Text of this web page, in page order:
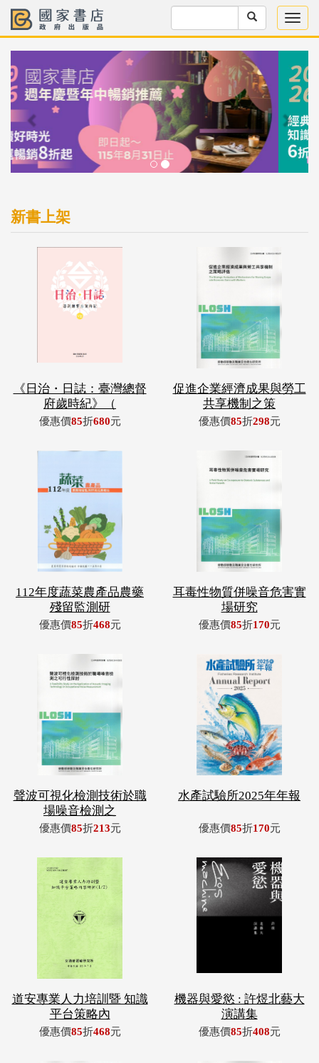
新書上架
《日治・日誌：臺灣總督
府歲時紀》（
優惠價85折680元
促進企業經濟成果與勞工
共享機制之策
優惠價85折298元
112年度蔬菜農產品農藥
殘留監測研
優惠價85折468元
耳毒性物質併噪音危害實
場研究
優惠價85折170元
聲波可視化檢測技術於職
場噪音檢測之
優惠價85折213元
水產試驗所2025年年報
優惠價85折170元
道安專業人力培訓暨 知識
平台策略內
優惠價85折468元
機器與愛慾 : 許煜北藝大
演講集
優惠價85折408元